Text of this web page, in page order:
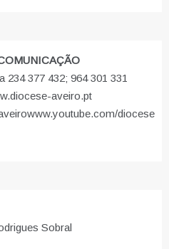
234 377 432; 964 301 331
aveiro.pt
www.youtube.com/diocese
Sobral